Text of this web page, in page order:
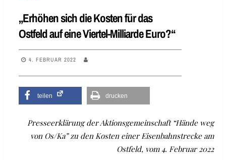
„Erhöhen sich die Kosten für das
Ostfeld auf eine Viertel-Milliarde Euro?“
4. FEBRUAR 2022
teilen drucken
Presseerklärung der Aktionsgemeinschaft “Hände weg
von Os/Ka” zu den Kosten einer Eisenbahnstrecke am
Ostfeld, vom 4. Februar 2022